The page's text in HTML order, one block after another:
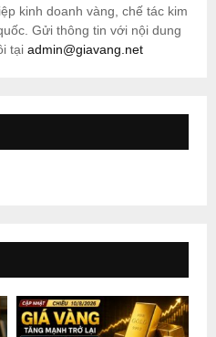
kinh doanh vàng, chế tác kim
Gửi thông tin với nội dung
tại admin@giavang.net